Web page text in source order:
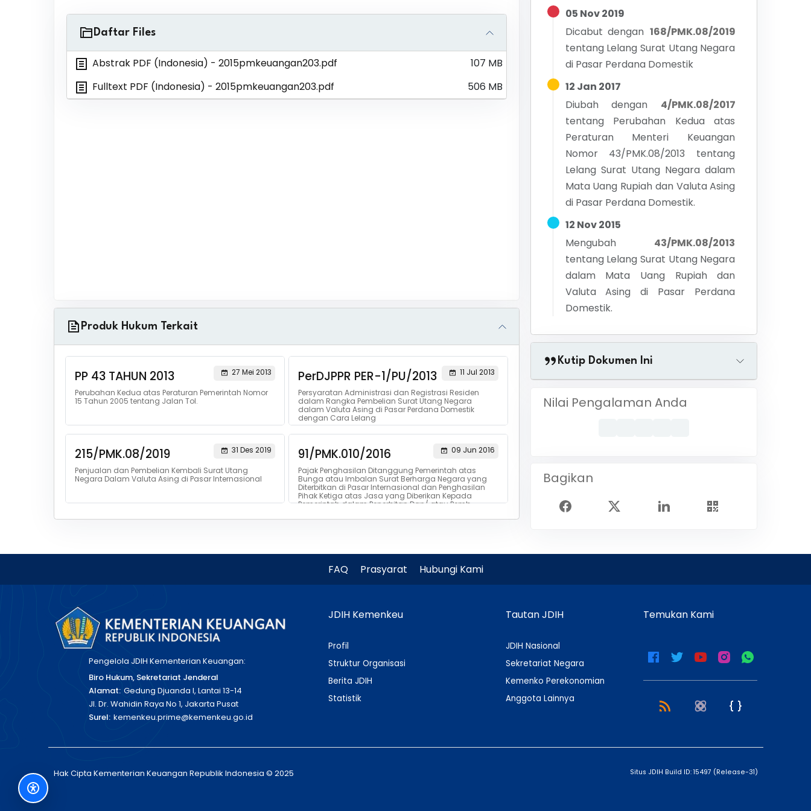
Daftar Files
Abstrak PDF (Indonesia) - 2015pmkeuangan203.pdf
107 MB
Fulltext PDF (Indonesia) - 2015pmkeuangan203.pdf 506 MB
Produk Hukum Terkait
PP 43 TAHUN 2013
27 Mei 2013
Perubahan Kedua atas Peraturan Pemerintah Nomor
15 Tahun 2005 tentang Jalan Tol.
PerDJPPR PER-1/PU/2013
11 Jul 2013
Persyaratan Administrasi dan Registrasi Residen
dalam Rangka Pembelian Surat Utang Negara
dalam Valuta Asing di Pasar Perdana Domestik
dengan Cara Lelang
215/PMK.08/2019
31 Des 2019
Penjualan dan Pembelian Kembali Surat Utang
Negara Dalam Valuta Asing di Pasar Internasional
91/PMK.010/2016
09 Jun 2016
Pajak Penghasilan Ditanggung Pemerintah atas
Bunga atau Imbalan Surat Berharga Negara yang
Diterbitkan di Pasar Internasional dan Penghasilan
Pihak Ketiga atas Jasa yang Diberikan Kepada
Pemerintah dalam Penerbitan Dan/ atau Pemb...
05 Nov 2019
Dicabut dengan 168/PMK.08/2019
tentang Lelang Surat Utang Negara
di Pasar Perdana Domestik
12 Jan 2017
Diubah dengan
4/PMK.08/2017
tentang Perubahan Kedua atas
Peraturan Menteri Keuangan
Nomor 43/PMK.08/2013 tentang
Lelang Surat Utang Negara dalam
Mata Uang Rupiah dan Valuta Asing
di Pasar Perdana Domestik.
12 Nov 2015
Mengubah
43/PMK.08/2013
tentang Lelang Surat Utang Negara
dalam Mata Uang Rupiah dan
Valuta Asing di Pasar Perdana
Domestik.
Kutip Dokumen Ini
Nilai Pengalaman Anda
Bagikan
FAQ Prasyarat Hubungi Kami
Pengelola JDIH Kementerian Keuangan:
Biro Hukum, Sekretariat Jenderal
Alamat: Gedung Djuanda I, Lantai 13-14
Jl. Dr. Wahidin Raya No 1, Jakarta Pusat
Surel: kemenkeu.prime@kemenkeu.go.id
JDIH Kemenkeu
Profil
Struktur Organisasi
Berita JDIH
Statistik
Tautan JDIH
JDIH Nasional
Sekretariat Negara
Kemenko Perekonomian
Anggota Lainnya
Temukan Kami
Hak Cipta Kementerian Keuangan Republik Indonesia © 2025 Situs JDIH Build ID: 15497 (Release-31)